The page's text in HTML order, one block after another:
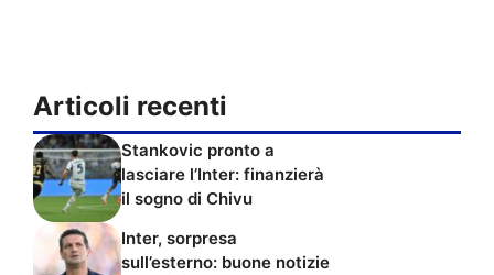
Articoli recenti
Stankovic pronto a
lasciare l’Inter: finanzierà
il sogno di Chivu
Inter, sorpresa
sull’esterno: buone notizie